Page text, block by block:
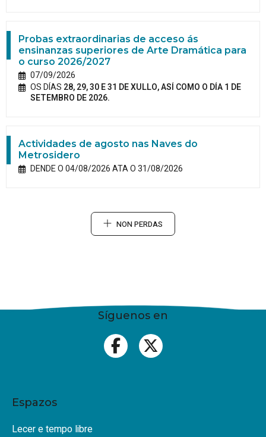
Probas extraordinarias de acceso ás
ensinanzas superiores de Arte Dramática para
o curso 2026/2027
07/09/2026
OS DÍAS 28, 29, 30 E 31 DE XULLO, ASÍ COMO O DÍA 1 DE
SETEMBRO DE 2026.
Actividades de agosto nas Naves do
Metrosidero
DENDE O 04/08/2026 ATA O 31/08/2026
NON PERDAS
Síguenos en
Espazos
Lecer e tempo libre